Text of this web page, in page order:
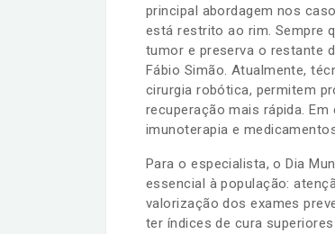
principal abordagem nos
está restrito ao rim. Sempre
tumor e preserva o restante
Fábio Simão. Atualmente,
cirurgia robótica, permitem
recuperação mais rápida.
imunoterapia e
Para o especialista, o Dia
essencial à população:
valorização dos exames
ter índices de cura